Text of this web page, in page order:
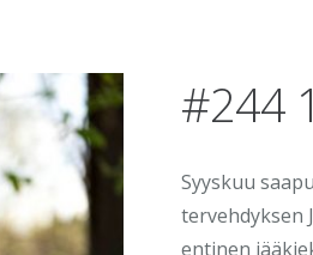
#244
Syyskuu
tervehdyksen
entinen